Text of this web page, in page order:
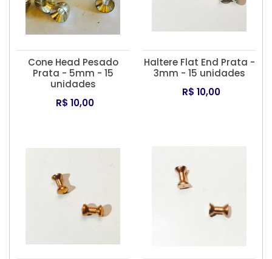
Cone Head Pesado
Prata - 5mm - 15
unidades
R$ 10,00
Haltere Flat End Prata -
3mm - 15 unidades
R$ 10,00